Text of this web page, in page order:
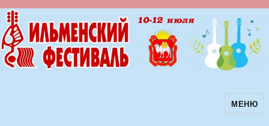
Ильменский фестиваль авторскойМЕНЮ